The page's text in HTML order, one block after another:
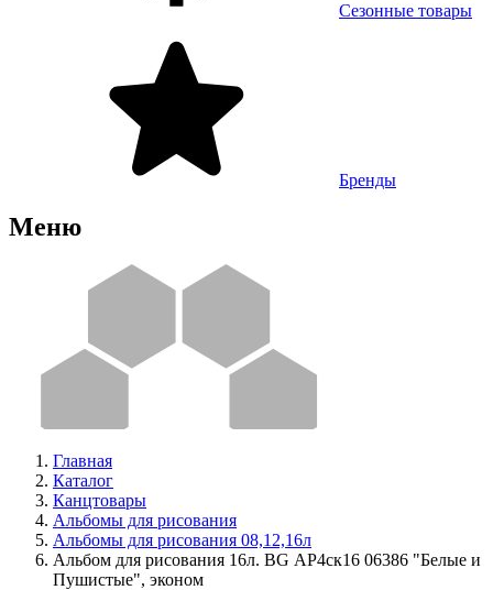
Сезонные товары
Бренды
Меню
Главная
Каталог
Канцтовары
Альбомы для рисования
Альбомы для рисования 08,12,16л
Альбом для рисования 16л. BG АР4ск16 06386 "Белые и
Пушистые", эконом